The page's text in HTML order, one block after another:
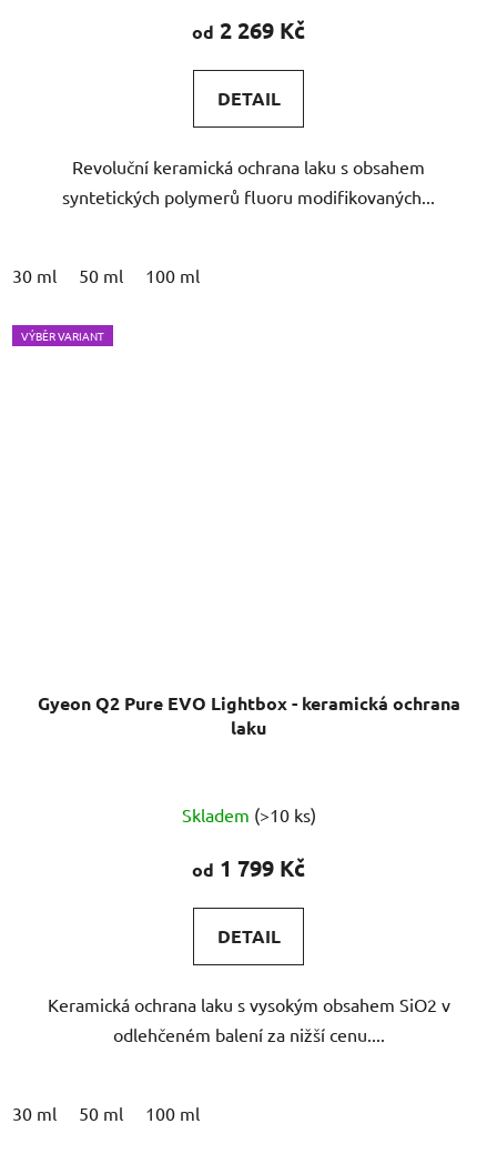
produktu
5,0
z
hvězdiček.
od 2 269 Kč
DETAIL
Revoluční keramická ochrana laku s obsahem
syntetických polymerů fluoru modifikovaných...
30 ml 50 ml 100 ml
VÝBĚR VARIANT
Gyeon Q2 Pure EVO Lightbox - keramická ochrana
laku
hodnocení
produktu
5,0
z
hvězdiček.
Skladem (>10 ks)
od 1 799 Kč
DETAIL
Keramická ochrana laku s vysokým obsahem SiO2 v
odlehčeném balení za nižší cenu....
30 ml 50 ml 100 ml